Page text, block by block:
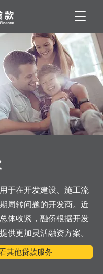
于在开发建设、施工流
周转问题的开发商。近
体收紧，融侨根据开发
供更加灵活融资方案。
其他贷款服务